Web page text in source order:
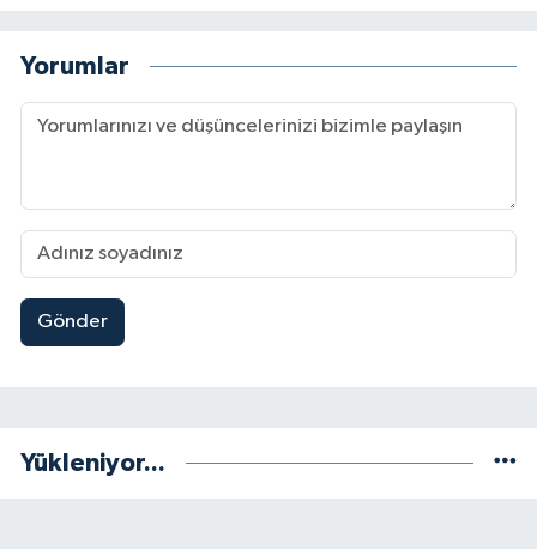
Yorumlar
Gönder
Yükleniyor...